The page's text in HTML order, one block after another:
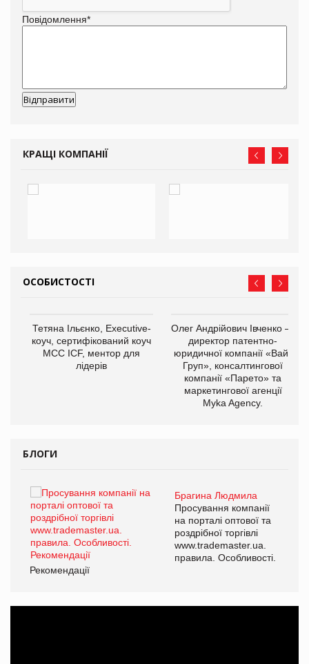
Повідомлення*
КРАЩІ КОМПАНІЇ
ОСОБИСТОСТІ
Тетяна Ільєнко, Executive-
коуч, сертифікований коуч
МСС ICF, ментор для
лідерів
Олег Андрійович Івченко —
директор патентно-
юридичної компанії «Вайз
Груп», консалтингової
компанії «Парето» та
маркетингової агенції
Myka Agency.
БЛОГИ
Брагина Людмила
Просування компанії
на порталі оптової та
роздрібної торгівлі
www.trademaster.ua.
правила. Особливості.
Рекомендації